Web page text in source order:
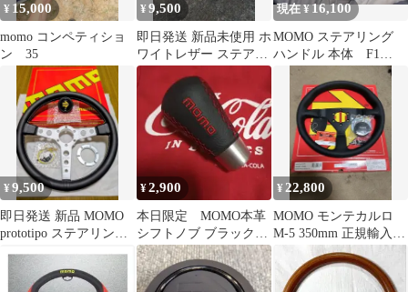
¥ 15,000
momo コンペティショ
ン 35
¥9,500
即日発送 新品未使用 ホ
ワイトレザー ステアリ
ング 32cm ディープコ
現在 ¥16,100
MOMO ステアリング
ハンドル 本体 F1
¥9,500
即日発送 新品 MOMO
prototipo ステアリング
35cm
¥2,900
本日限定 MOMO本革
シフトノブ ブラックレ
ザー レッドステッチ
¥ 22,800
MOMO モンテカルロ
M-5 350mm 正規輸入品
新品未使用